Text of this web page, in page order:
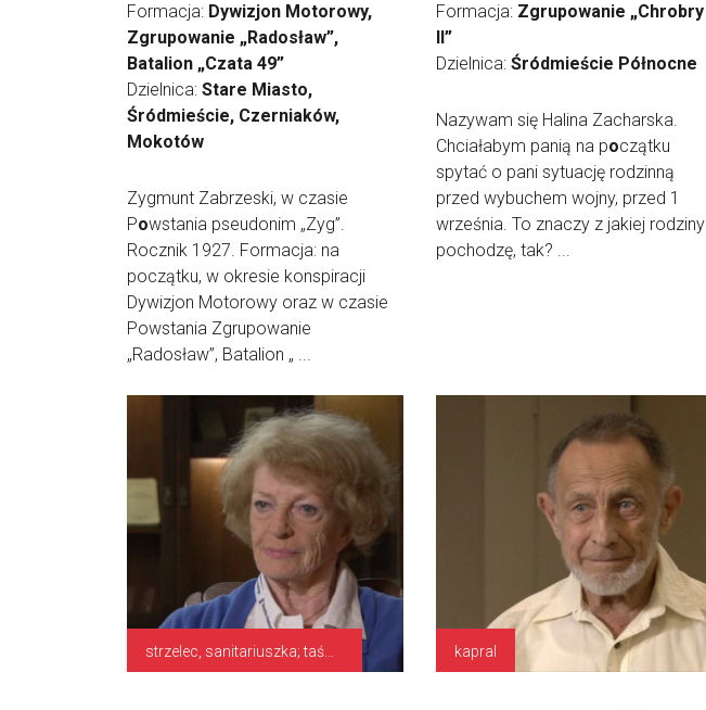
Formacja: Dywizjon Motorowy,
Zgrupowanie „Radosław”,
Batalion „Czata 49”
Dzielnica: Stare Miasto,
Śródmieście, Czerniaków,
Mokotów
Zygmunt Zabrzeski, w czasie
Powstania pseudonim „Zyg”.
Rocznik 1927. Formacja: na
początku, w okresie konspiracji
Dywizjon Motorowy oraz w czasie
Powstania Zgrupowanie
„Radosław”, Batalion „ ...
Formacja: Zgrupowanie „Chrobry
II”
Dzielnica: Śródmieście Północne
Nazywam się Halina Zacharska.
Chciałabym panią na początku
spytać o pani sytuację rodzinną
przed wybuchem wojny, przed 1
września. To znaczy z jakiej rodziny
pochodzę, tak? ...
kapral